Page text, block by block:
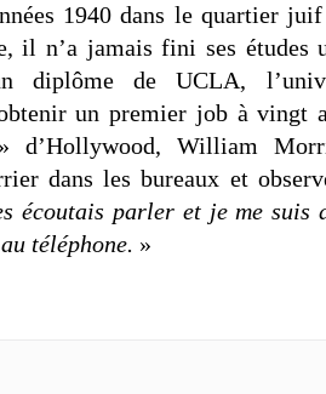
1940 dans le quartier
il n’a jamais fini ses études
diplôme de UCLA,
un premier job à vingt
d’Hollywood, William
dans les bureaux et
écoutais parler et je me
téléphone. »